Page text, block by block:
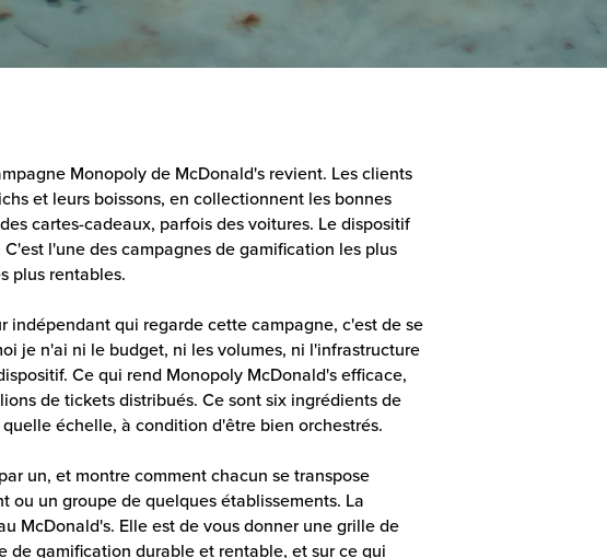
Monopoly de McDonald's revient. Les clients
et leurs boissons, en collectionnent les bonnes
cartes-cadeaux, parfois des voitures. Le dispositif
l'une des campagnes de gamification les plus
plus rentables.
indépendant qui regarde cette campagne, c'est de se
je n'ai ni le budget, ni les volumes, ni l'infrastructure
Ce qui rend Monopoly McDonald's efficace,
de tickets distribués. Ce sont six ingrédients de
échelle, à condition d'être bien orchestrés.
un, et montre comment chacun se transpose
un groupe de quelques établissements. La
McDonald's. Elle est de vous donner une grille de
de gamification durable et rentable, et sur ce qui